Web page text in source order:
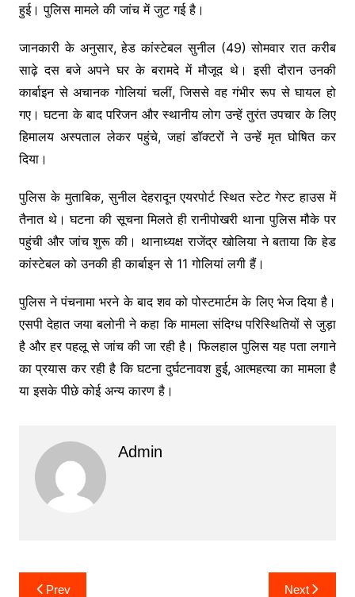
हुई। पुलिस मामले की जांच में जुट गई है।
जानकारी के अनुसार, हेड कांस्टेबल सुनील (49) सोमवार रात करीब
साढ़े दस बजे अपने घर के बरामदे में मौजूद थे। इसी दौरान उनकी
कार्बाइन से अचानक गोलियां चलीं, जिससे वह गंभीर रूप से घायल हो
गए। घटना के बाद परिजन और स्थानीय लोग उन्हें तुरंत उपचार के लिए
हिमालय अस्पताल लेकर पहुंचे, जहां डॉक्टरों ने उन्हें मृत घोषित कर
दिया।
पुलिस के मुताबिक, सुनील देहरादून एयरपोर्ट स्थित स्टेट गेस्ट हाउस में
तैनात थे। घटना की सूचना मिलते ही रानीपोखरी थाना पुलिस मौके पर
पहुंची और जांच शुरू की। थानाध्यक्ष राजेंद्र खोलिया ने बताया कि हेड
कांस्टेबल को उनकी ही कार्बाइन से 11 गोलियां लगी हैं।
पुलिस ने पंचनामा भरने के बाद शव को पोस्टमार्टम के लिए भेज दिया है।
एसपी देहात जया बलोनी ने कहा कि मामला संदिग्ध परिस्थितियों से जुड़ा
है और हर पहलू से जांच की जा रही है। फिलहाल पुलिस यह पता लगाने
का प्रयास कर रही है कि घटना दुर्घटनावश हुई, आत्महत्या का मामला है
या इसके पीछे कोई अन्य कारण है।
Admin
PostPrev Next